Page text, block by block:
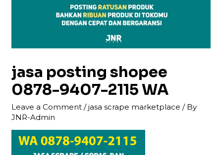
jasa posting shopee
0878-9407-2115 WA
Leave a Comment /jasa scrape marketplace / By
JNR-Admin